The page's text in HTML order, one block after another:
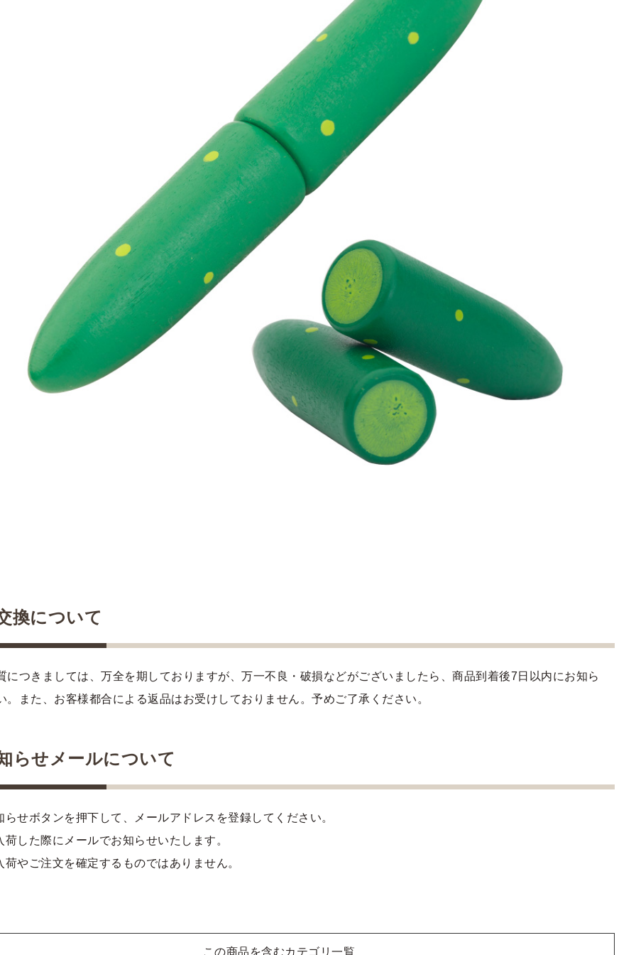
換について
につきましては、万全を期しておりますが、万一不良・破損などがございましたら、商品到着後7日以内にお知ら
。また、お客様都合による返品はお受けしておりません。予めご了承ください。
らせメールについて
らせボタンを押下して、メールアドレスを登録してください。
荷した際にメールでお知らせいたします。
荷やご注文を確定するものではありません。
この商品を含むカテゴリ一覧